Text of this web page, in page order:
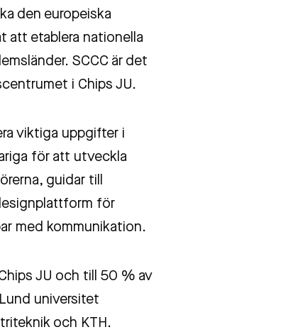
den europeiska
att etablera nationella
SCCC är det
i Chips JU.
viktiga uppgifter i
för att utveckla
guidar till
för
med kommunikation.
JU och till 50 % av
universitet
och KTH.